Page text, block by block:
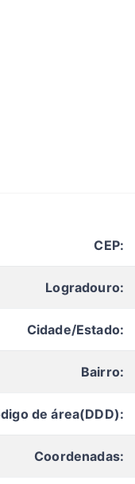
CEP:
Logradouro:
Cidade/Estado:
Bairro:
de área(DDD):
Coordenadas: